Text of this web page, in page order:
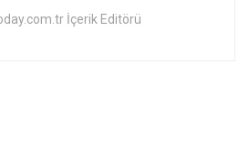
İçerik Editörü